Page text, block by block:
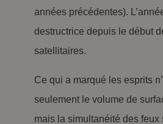
années précédentes).
destructrice depuis le début
satellitaires.
Ce qui a marqué les esprits
seulement le volume de
mais la simultanéité des feux